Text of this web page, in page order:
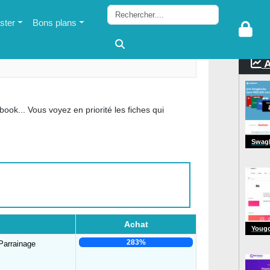
Bons plans
Vous voyez en priorité les fiches qui
Achat
283%